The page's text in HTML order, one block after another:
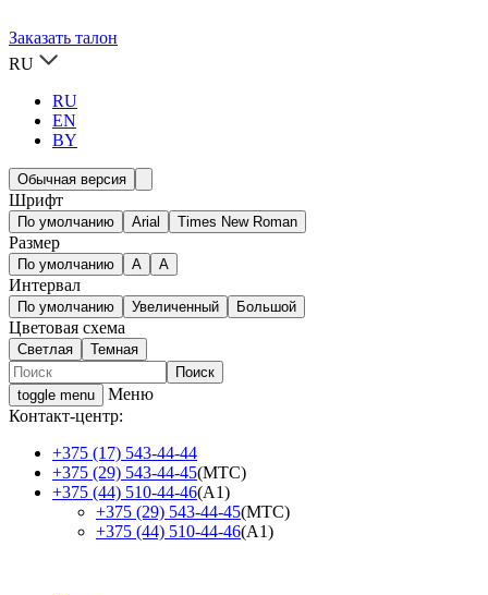
Заказать талон
RU
RU
EN
BY
Обычная версия
Шрифт
По умолчанию Arial Times New Roman
Размер
По умолчанию A A
Интервал
По умолчанию Увеличенный Большой
Цветовая схема
Светлая Темная
toggle menu
Меню
Контакт-центр:
+375 (17) 543-44-44
+375 (29) 543-44-45(МТС)
+375 (44) 510-44-46(А1)
+375 (29) 543-44-45(МТС)
+375 (44) 510-44-46(А1)